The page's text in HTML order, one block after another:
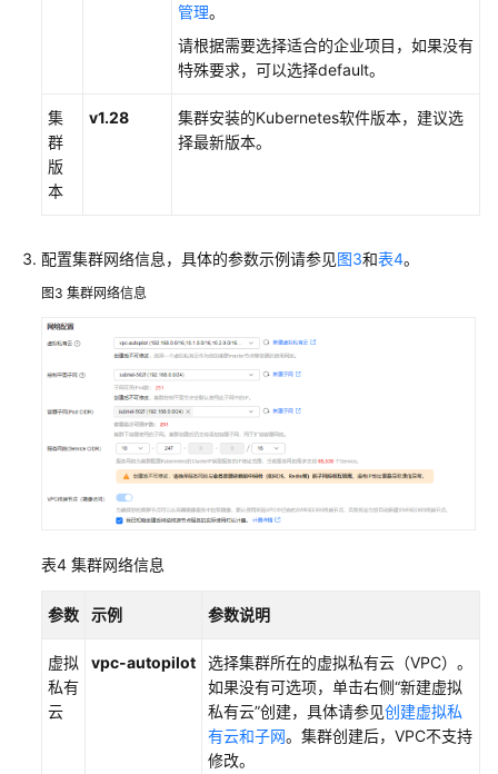
管理。
请根据需要选择适合的企业项目，如果没有
特殊要求，可以选择default。
集
群
版
本
v1.28
集群安装的Kubernetes软件版本，建议选
择最新版本。
配置集群网络信息，具体的参数示例请参见图3和表4。
图3 集群网络信息
表4 集群网络信息
参数 示例 参数说明
虚拟
私有
云
vpc-autopilot
选择集群所在的虚拟私有云（VPC）。
如果没有可选项，单击右侧“新建虚拟
私有云”创建，具体请参见创建虚拟私
有云和子网。集群创建后，VPC不支持
修改。